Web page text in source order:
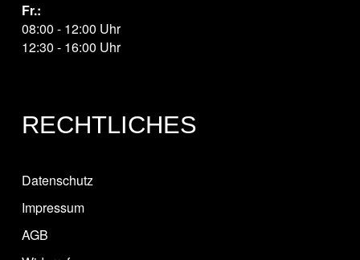
Fr.:
08:00 - 12:00 Uhr
12:30 - 16:00 Uhr
RECHTLICHES
Datenschutz
Impressum
AGB